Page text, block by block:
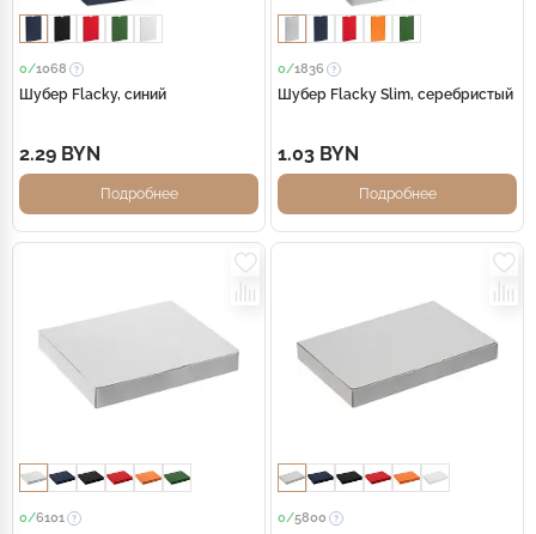
0/1068
Шубер Flacky, синий
2.29 BYN
Подробнее
0/1836
Шубер Flacky Slim, серебристый
1.03 BYN
Подробнее
0/6101 0/5800